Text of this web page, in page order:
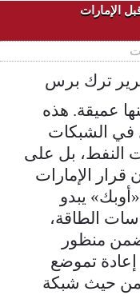
الإمارات
ترك برس
عميقة. هذه
في الشبكات
النفط، بل على
الإمارات
يبدو
الطاقة،
منظور
إعادة تموضع
ومن حيث شبكة